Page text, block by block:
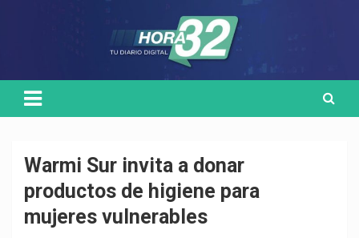
Warmi Sur invita a donar
productos de higiene para
mujeres vulnerables